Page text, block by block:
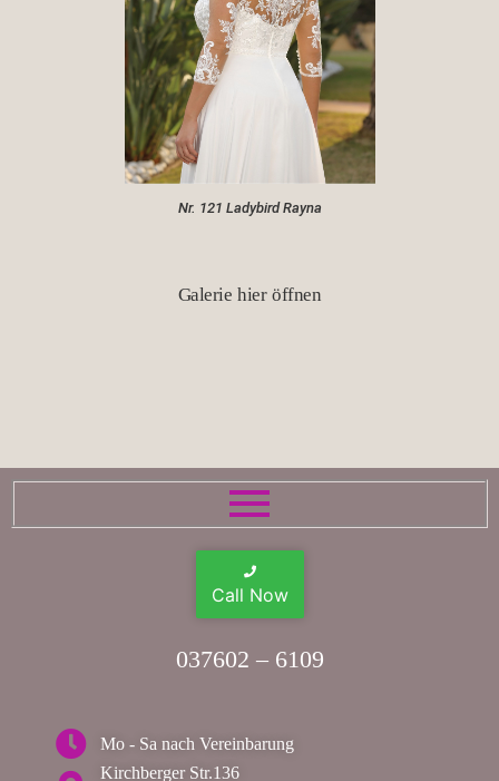
Nr. 121 Ladybird Rayna
Galerie hier öffnen
Call Now
037602 – 6109
Mo - Sa nach Vereinbarung
Kirchberger Str.136